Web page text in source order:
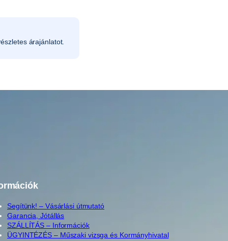
árajánlatot.
Segítünk! – Vásárlási útmutató
Garancia, Jótállás
SZÁLLÍTÁS – Információk
ÜGYINTÉZÉS – Műszaki vizsga és Kormányhivatal